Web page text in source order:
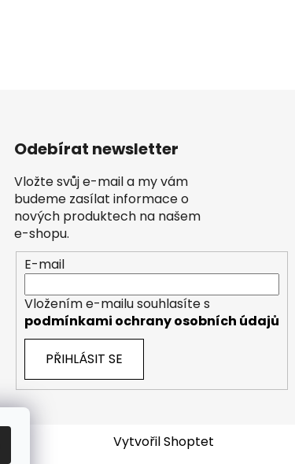
Odebírat newsletter
Vložte svůj e-mail a my vám
budeme zasílat informace o
nových produktech na našem
e-shopu.
E-mail
Vložením e-mailu souhlasíte s
podmínkami ochrany osobních údajů
PŘIHLÁSIT SE
Vytvořil Shoptet